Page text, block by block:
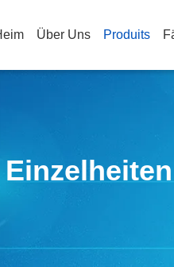
Über Uns Produits